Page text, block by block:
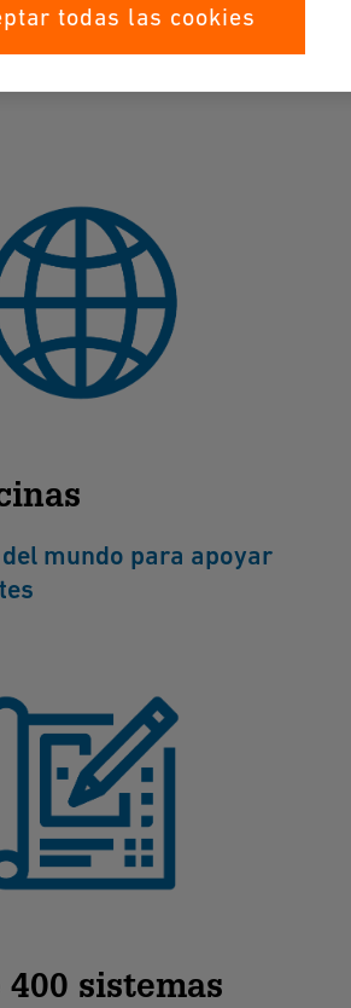
mundo para apoyar
400 sistemas
todas las cookies